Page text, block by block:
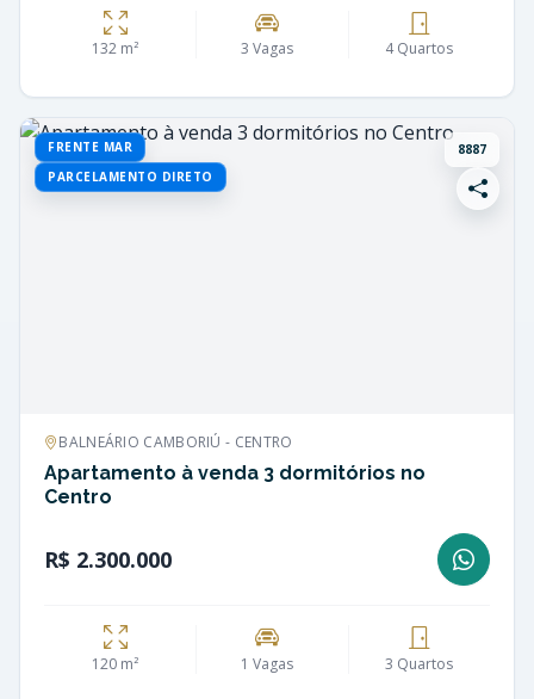
132 m² 3 Vagas 4 Quartos
FRENTE MAR
PARCELAMENTO DIRETO
8887
BALNEÁRIO CAMBORIÚ - CENTRO
Apartamento à venda 3 dormitórios no
Centro
R$ 2.300.000
120 m² 1 Vagas 3 Quartos